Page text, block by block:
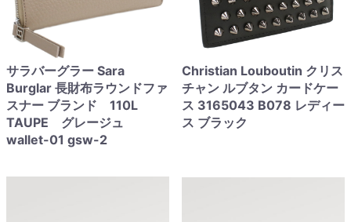
サラバーグラー Sara
Burglar 長財布ラウンドファ
スナー ブランド 110L
TAUPE グレージュ
wallet-01 gsw-2
Christian Louboutin クリス
チャン ルブタン カードケー
ス 3165043 B078 レディー
ス ブラック